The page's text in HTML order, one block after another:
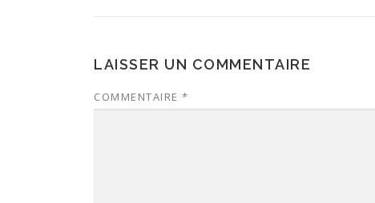
LAISSER UN COMMENTAIRE
COMMENTAIRE *